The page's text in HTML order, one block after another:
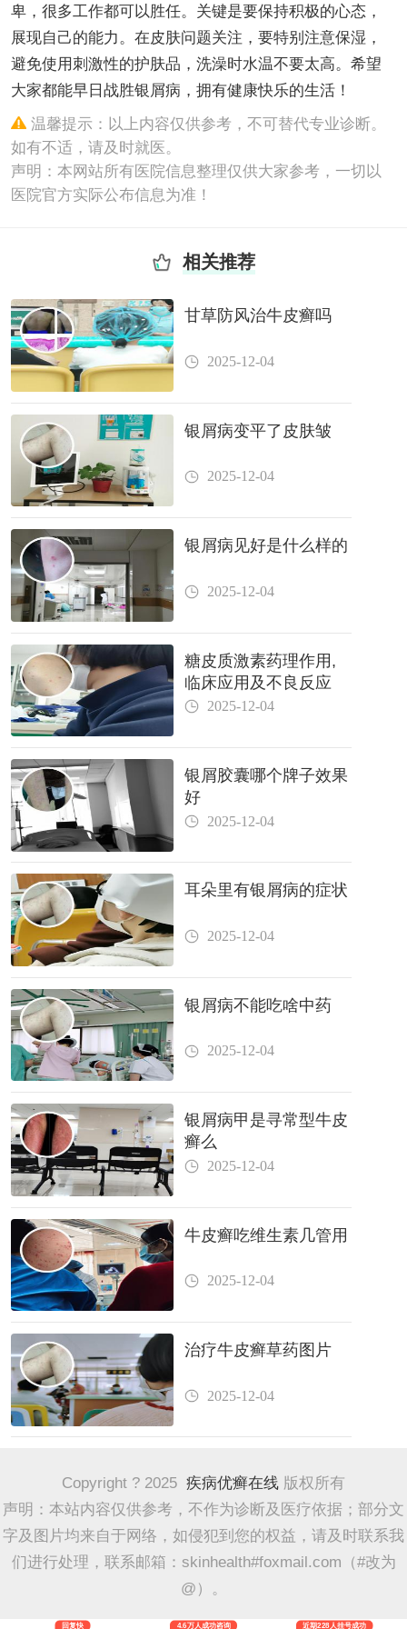
卑，很多工作都可以胜任。关键是要保持积极的心态，
展现自己的能力。在皮肤问题关注，要特别注意保湿，
避免使用刺激性的护肤品，洗澡时水温不要太高。希望
大家都能早日战胜银屑病，拥有健康快乐的生活！
温馨提示：以上内容仅供参考，不可替代专业诊断。
如有不适，请及时就医。
声明：本网站所有医院信息整理仅供大家参考，一切以
医院官方实际公布信息为准！
相关推荐
甘草防风治牛皮癣吗
2025-12-04
银屑病变平了皮肤皱
2025-12-04
银屑病见好是什么样的
2025-12-04
糖皮质激素药理作用,
临床应用及不良反应
2025-12-04
银屑胶囊哪个牌子效果
好
2025-12-04
耳朵里有银屑病的症状
2025-12-04
银屑病不能吃啥中药
2025-12-04
银屑病甲是寻常型牛皮
癣么
2025-12-04
牛皮癣吃维生素几管用
2025-12-04
治疗牛皮癣草药图片
2025-12-04
Copyright ? 2025 疾病优癣在线 版权所有
声明：本站内容仅供参考，不作为诊断及医疗依据；部分文
字及图片均来自于网络，如侵犯到您的权益，请及时联系我
们进行处理，联系邮箱：skinhealth#foxmail.com（#改为
@）。
回复快 4.6万人成功咨询 近期228人挂号成功